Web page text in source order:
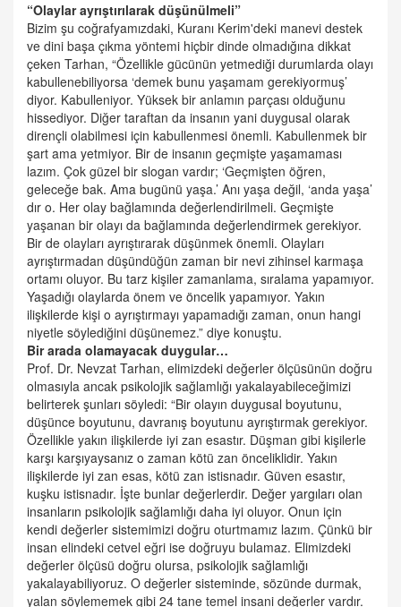
“Olaylar ayrıştırılarak düşünülmeli”
Bizim şu coğrafyamızdaki, Kuranı Kerim'deki manevi destek
ve dini başa çıkma yöntemi hiçbir dinde olmadığına dikkat
çeken Tarhan, “Özellikle gücünün yetmediği durumlarda olayı
kabullenebiliyorsa ‘demek bunu yaşamam gerekiyormuş’
diyor. Kabulleniyor. Yüksek bir anlamın parçası olduğunu
hissediyor. Diğer taraftan da insanın yani duygusal olarak
dirençli olabilmesi için kabullenmesi önemli. Kabullenmek bir
şart ama yetmiyor. Bir de insanın geçmişte yaşamaması
lazım. Çok güzel bir slogan vardır; ‘Geçmişten öğren,
geleceğe bak. Ama bugünü yaşa.’ Anı yaşa değil, ‘anda yaşa’
dır o. Her olay bağlamında değerlendirilmeli. Geçmişte
yaşanan bir olayı da bağlamında değerlendirmek gerekiyor.
Bir de olayları ayrıştırarak düşünmek önemli. Olayları
ayrıştırmadan düşündüğün zaman bir nevi zihinsel karmaşa
ortamı oluyor. Bu tarz kişiler zamanlama, sıralama yapamıyor.
Yaşadığı olaylarda önem ve öncelik yapamıyor. Yakın
ilişkilerde kişi o ayrıştırmayı yapamadığı zaman, onun hangi
niyetle söylediğini düşünemez.” diye konuştu.
Bir arada olamayacak duygular…
Prof. Dr. Nevzat Tarhan, elimizdeki değerler ölçüsünün doğru
olmasıyla ancak psikolojik sağlamlığı yakalayabileceğimizi
belirterek şunları söyledi: “Bir olayın duygusal boyutunu,
düşünce boyutunu, davranış boyutunu ayrıştırmak gerekiyor.
Özellikle yakın ilişkilerde iyi zan esastır. Düşman gibi kişilerle
karşı karşıyaysanız o zaman kötü zan önceliklidir. Yakın
ilişkilerde iyi zan esas, kötü zan istisnadır. Güven esastır,
kuşku istisnadır. İşte bunlar değerlerdir. Değer yargıları olan
insanların psikolojik sağlamlığı daha iyi oluyor. Onun için
kendi değerler sistemimizi doğru oturtmamız lazım. Çünkü bir
insan elindeki cetvel eğri ise doğruyu bulamaz. Elimizdeki
değerler ölçüsü doğru olursa, psikolojik sağlamlığı
yakalayabiliyoruz. O değerler sisteminde, sözünde durmak,
yalan söylememek gibi 24 tane temel insani değerler vardır.